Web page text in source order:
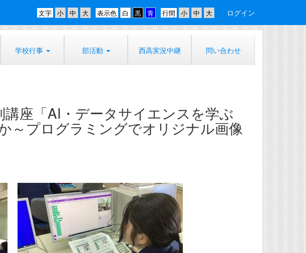
行間
表示色
文字 ログイン
学校行事 部活動 西高実況中継 問い合わせ
講座「AI・データサイエンスを学ぶ
～プログラミングでオリジナル画像